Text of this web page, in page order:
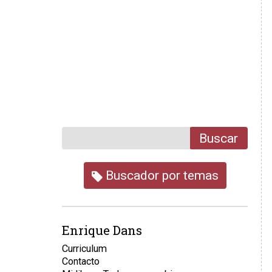
Buscar
Buscador por temas
Enrique Dans
Curriculum
Contacto